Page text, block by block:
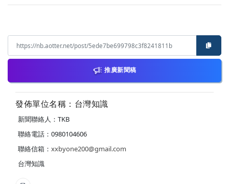
推廣新聞稿
發佈單位名稱：台灣知識
新聞聯絡人：TKB
聯絡電話：0980104606
聯絡信箱： xxbyone200@gmail.com
台灣知識